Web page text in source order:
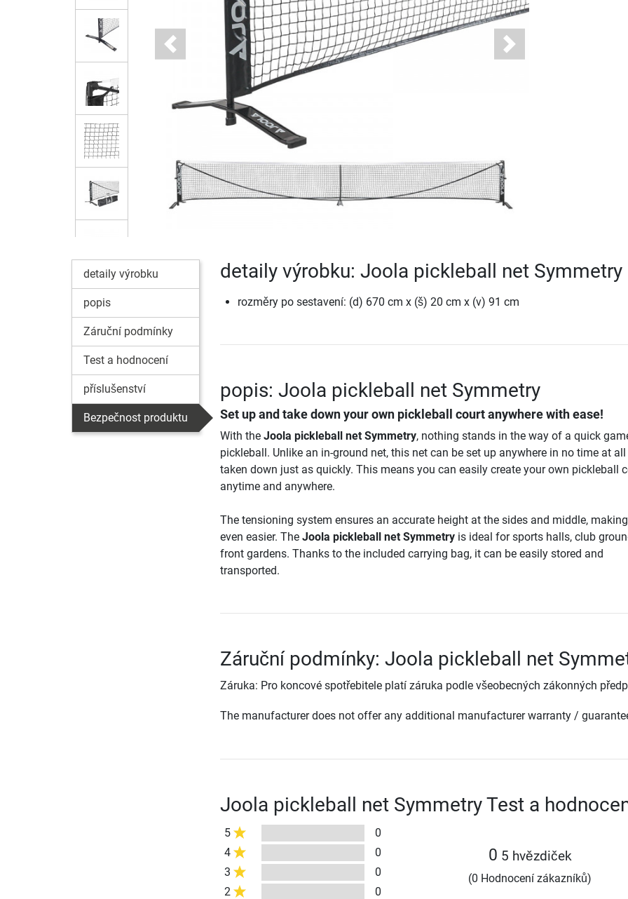
Previous Next
detaily výrobku
popis
Záruční podmínky
Test a hodnocení
příslušenství
Bezpečnost produktu
detaily výrobku: Joola pickleball net Symmetry
rozměry po sestavení: (d) 670 cm x (š) 20 cm x (v) 91 cm
popis: Joola pickleball net Symmetry
Set up and take down your own pickleball court anywhere with ease!
With the Joola pickleball net Symmetry, nothing stands in the way of a quick
pickleball. Unlike an in-ground net, this net can be set up anywhere in no time at
taken down just as quickly. This means you can easily create your own pickleball
anytime and anywhere.
The tensioning system ensures an accurate height at the sides and middle,
even easier. The Joola pickleball net Symmetryis ideal for sports halls, club
front gardens. Thanks to the included carrying bag, it can be easily stored and
transported.
Záruční podmínky: Joola pickleball net
Záruka: Pro koncové spotřebitele platí záruka podle všeobecných zákonných
The manufacturer does not offer any additional manufacturer warranty /
Joola pickleball net Symmetry Test a
5
0
4
0
3
0
2
0
0 5 hvězdiček
(0 Hodnocení zákazníků)